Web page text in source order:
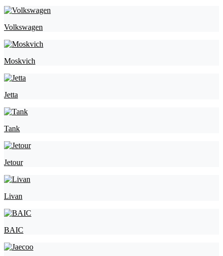
Volkswagen
Moskvich
Jetta
Tank
Jetour
Livan
BAIC